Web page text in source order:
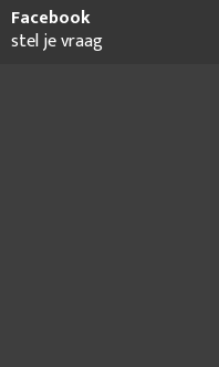
Facebook
stel je vraag